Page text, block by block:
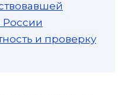
России
и проверку